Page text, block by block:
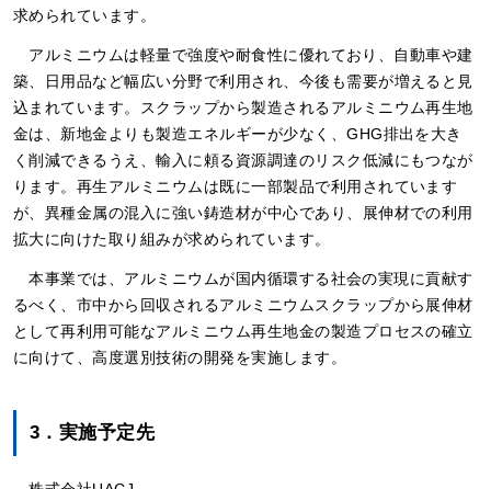
求められています。
アルミニウムは軽量で強度や耐食性に優れており、自動車や建
築、日用品など幅広い分野で利用され、今後も需要が増えると見
込まれています。スクラップから製造されるアルミニウム再生地
金は、新地金よりも製造エネルギーが少なく、GHG排出を大き
く削減できるうえ、輸入に頼る資源調達のリスク低減にもつなが
ります。再生アルミニウムは既に一部製品で利用されています
が、異種金属の混入に強い鋳造材が中心であり、展伸材での利用
拡大に向けた取り組みが求められています。
本事業では、アルミニウムが国内循環する社会の実現に貢献す
るべく、市中から回収されるアルミニウムスクラップから展伸材
として再利用可能なアルミニウム再生地金の製造プロセスの確立
に向けて、高度選別技術の開発を実施します。
3．実施予定先